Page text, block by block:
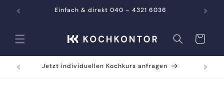
zum
Einfach & direkt 040 – 4321 6036
Warenkorb
Jetzt individuellen Kochkurs anfragen